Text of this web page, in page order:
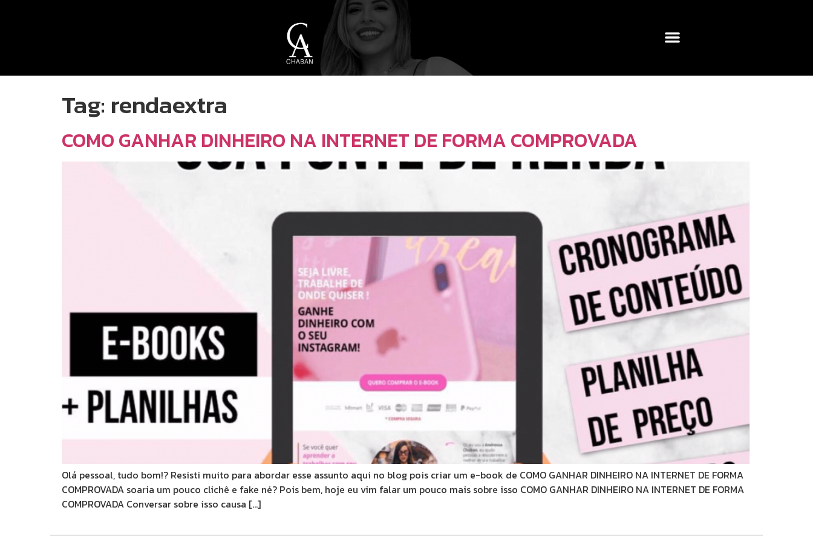
Tag: rendaextra
COMO GANHAR DINHEIRO NA INTERNET DE FORMA COMPROVADA
Olá pessoal, tudo bom!? Resisti muito para abordar esse assunto aqui no blog pois criar um e-book de COMO GANHAR DINHEIRO NA INTERNET DE FORMA
COMPROVADA soaria um pouco clichê e fake né? Pois bem, hoje eu vim falar um pouco mais sobre isso COMO GANHAR DINHEIRO NA INTERNET DE FORMA
COMPROVADA Conversar sobre isso causa […]